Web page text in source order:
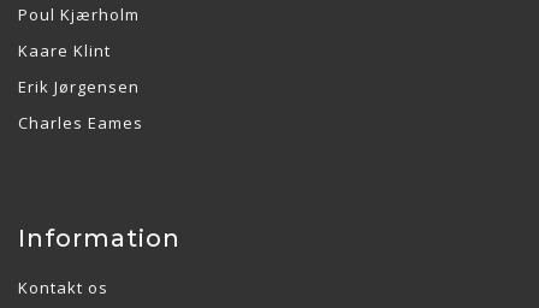
Poul Kjærholm
Kaare Klint
Erik Jørgensen
Charles Eames
Information
Kontakt os